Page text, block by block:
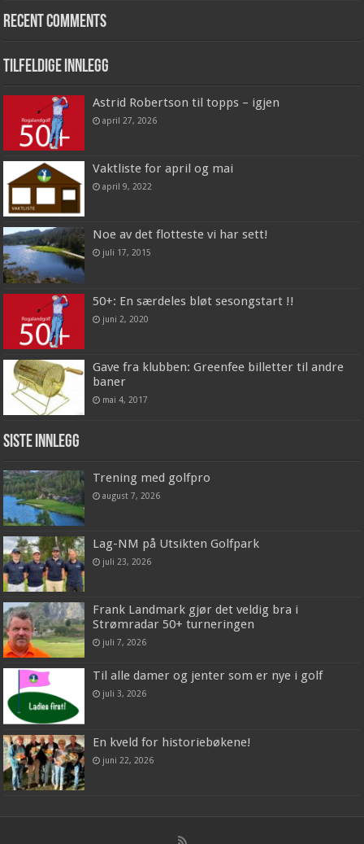
Recent Comments
Tilfeldige innlegg
Astrid Robertson til topps – igjen
april 27, 2026
Vaktliste for april og mai
april 9, 2022
Noe av det flotteste vi har sett!
juli 17, 2015
50+: En særdeles bløt sesongstart !!
juni 2, 2020
Gave fra klubben: Greenfee billetter til andre
baner
mai 4, 2017
Siste innlegg
Trening med golfpro
august 7, 2026
Lag-NM på Utsikten Golfpark
juli 23, 2026
Frank Landmark gjør det veldig bra i
Strømradar 50+ turneringen
juli 7, 2026
Til alle damer og jenter som er nye i golf
juli 3, 2026
En kveld for historiebøkene!
juni 22, 2026